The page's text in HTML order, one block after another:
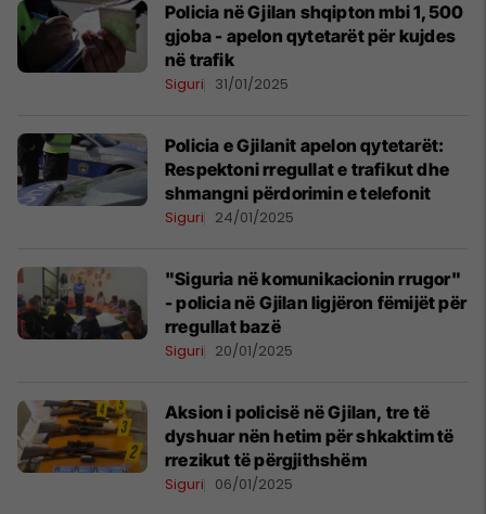
Policia në Gjilan shqipton mbi 1,500
gjoba - apelon qytetarët për kujdes
në trafik
Siguri 31/01/2025
Policia e Gjilanit apelon qytetarët:
Respektoni rregullat e trafikut dhe
shmangni përdorimin e telefonit
Siguri 24/01/2025
"Siguria në komunikacionin rrugor"
- policia në Gjilan ligjëron fëmijët për
rregullat bazë
Siguri 20/01/2025
Aksion i policisë në Gjilan, tre të
dyshuar nën hetim për shkaktim të
rrezikut të përgjithshëm
Siguri 06/01/2025